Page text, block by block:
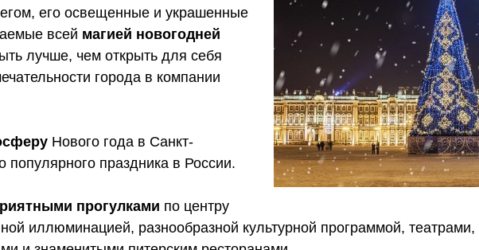
его освещенные и украшенные
всей магией новогодней
лучше, чем открыть для себя
города в компании
Нового года в Санкт-
популярного праздника в России.
прогулками по центру
иллюминацией, разнообразной культурной программой, театрами,